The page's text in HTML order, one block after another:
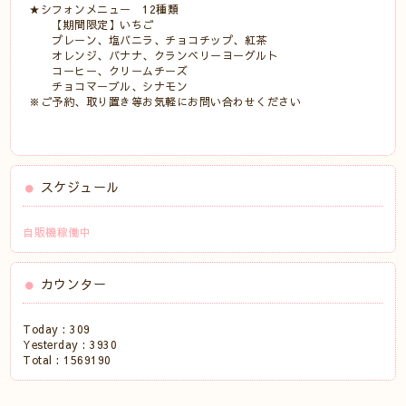
★シフォンメニュー 12種類
【期間限定】いちご
プレーン、塩バニラ、チョコチップ、紅茶
オレンジ、バナナ、クランベリーヨーグルト
コーヒー、クリームチーズ
チョコマーブル、シナモン
※ご予約、取り置き等お気軽にお問い合わせください
スケジュール
自販機稼働中
カウンター
Today :309
Yesterday :3930
Total : 1569190